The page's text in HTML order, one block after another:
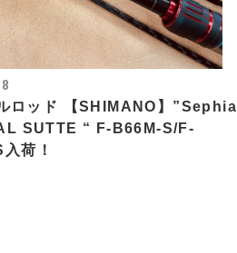
ロッド 【SHIMANO】”Sephia
SUTTE “ F-B66M-S/F-
荷！